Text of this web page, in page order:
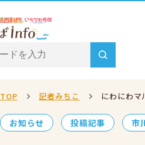
TOP 記者みちこ にわにわマ
お知らせ 投稿記事 市